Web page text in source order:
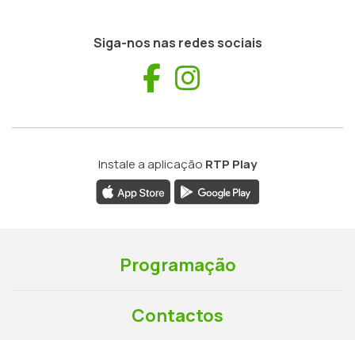
Siga-nos nas redes sociais
Facebook
Instale a aplicação RTP Play
Programação
Contactos